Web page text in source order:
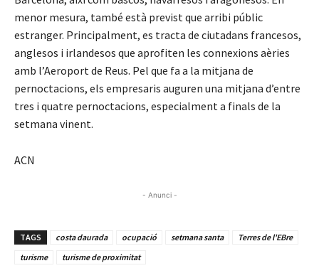
menor mesura, també està previst que arribi públic
estranger. Principalment, es tracta de ciutadans francesos,
anglesos i irlandesos que aprofiten les connexions aèries
amb l’Aeroport de Reus. Pel que fa a la mitjana de
pernoctacions, els empresaris auguren una mitjana d’entre
tres i quatre pernoctacions, especialment a finals de la
setmana vinent.
ACN
- Anunci -
TAGS costa daurada ocupació setmana santa
Terres de l'EBre
turisme
turisme de proximitat